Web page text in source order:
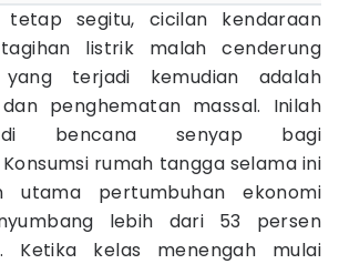
tetap segitu, cicilan kendaraan
listrik malah cenderung
terjadi kemudian adalah
penghematan massal. Inilah
bencana senyap bagi
rumah tangga selama ini
utama pertumbuhan ekonomi
lebih dari 53 persen
Ketika kelas menengah mulai